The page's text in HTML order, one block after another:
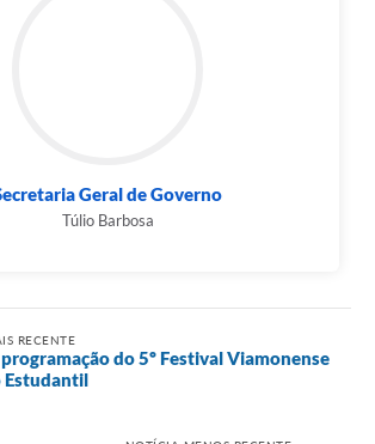
Geral de Governo
Túlio Barbosa
RECENTE
do 5º Festival Viamonense
Estudantil